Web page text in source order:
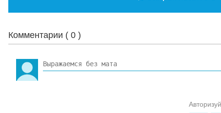
Комментарии ( 0 )